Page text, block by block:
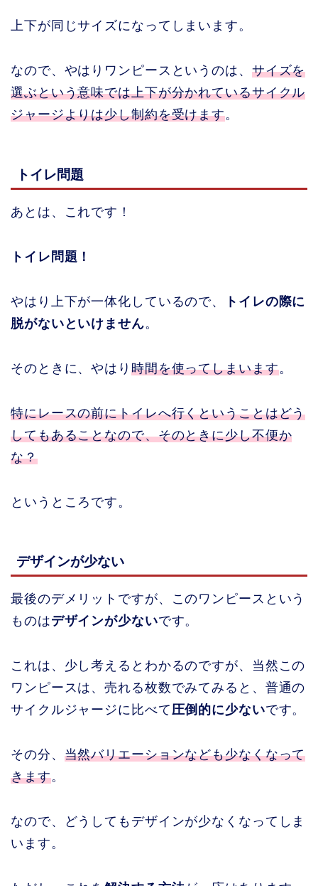
上下が同じサイズになってしまいます。
なので、やはりワンピースというのは、 サイズを
選ぶという意味では上下が分かれているサイクル
ジャージよりは少し制約を受けます。
トイレ問題
あとは、これです！
トイレ問題！
やはり上下が一体化しているので、
トイレの際に
脱がないといけません。
そのときに、やはり 時間を使ってしまいます。
特にレースの前にトイレへ行くということはどう
してもあることなので、そのときに少し不便か
な？
というところです。
デザインが少ない
最後のデメリットですが、このワンピースという
ものはデザインが少ないです。
これは、少し考えるとわかるのですが、当然この
ワンピースは、売れる枚数でみてみると、普通の
サイクルジャージに比べて圧倒的に少ないです。
その分、 当然バリエーションなども少なくなって
きます。
なので、どうしてもデザインが少なくなってしま
います。